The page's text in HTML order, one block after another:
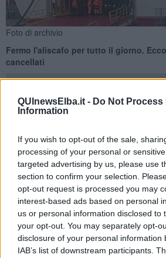
QUInewsElba.it - Do Not Process
Information
If you wish to opt-out of the sale,
processing of your personal or
targeted advertising by us, please use
section to confirm your selection.
opt-out request is processed you may
interest-based ads based on personal
us or personal information disclosed to
your opt-out. You may separately opt-
disclosure of your personal information
IAB’s list of downstream participants.
Foto di archivio
Fermo l'aliscafo per tutto il giorno.
cancellati
ISOLA D'ELBA-PIOMBINO — Giornata di
e quindi disagi nei collegamenti marittimi
L'aliscafo di Toremar che collega
rimasto fermo in porto per tutto il giorno.
Cancellate inoltre le partenze del traghetto
Marina delle 13,10 e 15,39.